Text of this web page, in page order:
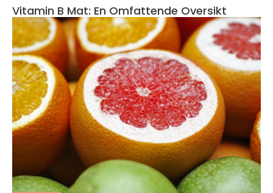
Vitamin B Mat: En Omfattende Oversikt